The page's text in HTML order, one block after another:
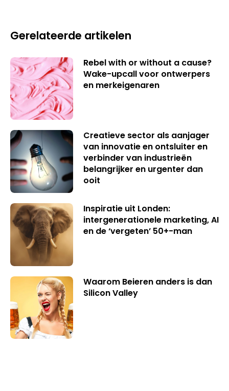
Gerelateerde artikelen
Rebel with or without a cause?
Wake-upcall voor ontwerpers
en merkeigenaren
Creatieve sector als aanjager
van innovatie en ontsluiter en
verbinder van industrieën
belangrijker en urgenter dan
ooit
Inspiratie uit Londen:
intergenerationele marketing, AI
en de ‘vergeten’ 50+-man
Waarom Beieren anders is dan
Silicon Valley